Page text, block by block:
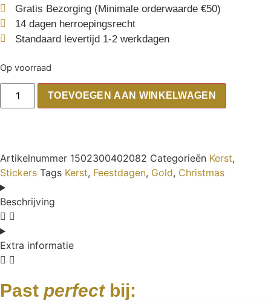
Gratis Bezorging (Minimale orderwaarde €50)
14 dagen herroepingsrecht
Standaard levertijd 1-2 werkdagen
Op voorraad
TOEVOEGEN AAN WINKELWAGEN
Artikelnummer 1502300402082 Categorieën Kerst,
Stickers Tags Kerst, Feestdagen, Gold, Christmas
Beschrijving
Extra informatie
Past perfectbij: